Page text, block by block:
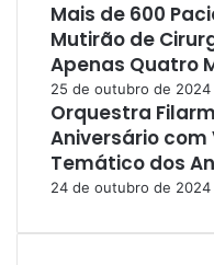
Mais de 600
Mutirão de
Apenas Quatro
25 de outubro de 2024
Orquestra
Aniversário
Temático dos
24 de outubro de 2024